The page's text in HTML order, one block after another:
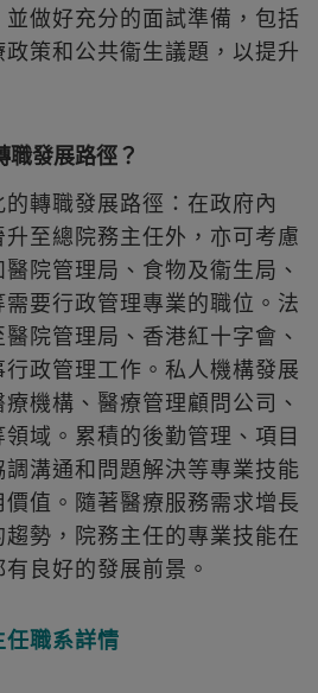
做好充分的面試準備，包括
策和公共衞生議題，以提升
職發展路徑？
轉職發展路徑：在政府內
至總院務主任外，亦可考慮
院管理局、食物及衞生局、
要行政管理專業的職位。法
院管理局、香港紅十字會、
政管理工作。私人機構發展
機構、醫療管理顧問公司、
域。累積的後勤管理、項目
溝通和問題解決等專業技能
值。隨著醫療服務需求增長
勢，院務主任的專業技能在
良好的發展前景。
職系詳情